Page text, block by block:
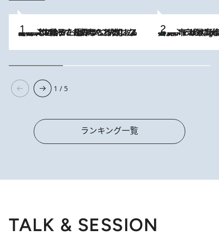
2026.8.5
【阿川佐和子さんの年とる力】なぜ70代で始めた趣味は“こんなに楽しい”のか？ ピアノ、俳句…スランプに陥っても続けられる“ある秘訣”とは 10 Hours Ago
美食、デザイン、ホスピタリティのすべてが最高峰！ ノルウェー第4の都市スタヴァンゲルの
1 / 5
ランキング一覧
TALK & SESSION